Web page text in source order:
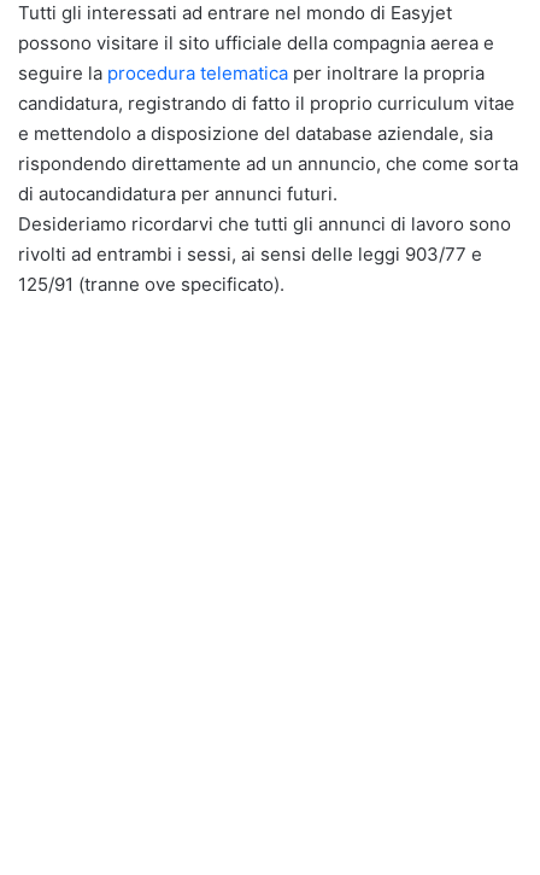
Tutti gli interessati ad entrare nel mondo di Easyjet
possono visitare il sito ufficiale della compagnia aerea e
seguire la procedura telematica per inoltrare la propria
candidatura, registrando di fatto il proprio curriculum vitae
e mettendolo a disposizione del database aziendale, sia
rispondendo direttamente ad un annuncio, che come sorta
di autocandidatura per annunci futuri.
Desideriamo ricordarvi che tutti gli annunci di lavoro sono
rivolti ad entrambi i sessi, ai sensi delle leggi 903/77 e
125/91 (tranne ove specificato).